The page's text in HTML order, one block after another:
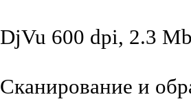
DjVu 600 dpi, 2.3
Сканирование и